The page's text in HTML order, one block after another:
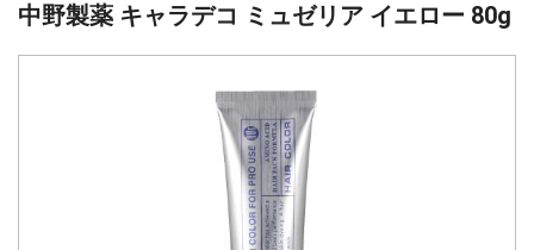
中野製薬 キャラデコ ミュゼリア イエロー 80g